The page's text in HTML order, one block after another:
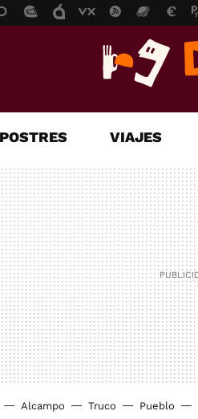
POSTRES VIAJES
Alcampo Truco Pueblo